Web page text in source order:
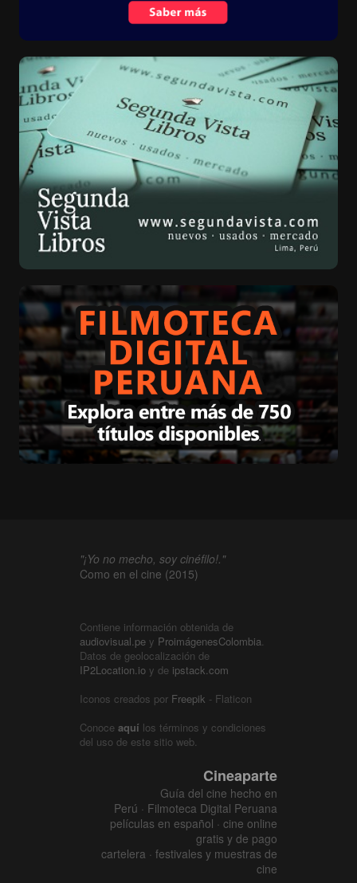
"¡Yo no mecho, soy cinéfilo!."
Como en el cine (2015)
Contiene información obtenida de
audiovisual.pe y ProimágenesColombia.
Datos de geolocalización de
IP2Location.io y de ipstack.com
Iconos creados por Freepik - Flaticon
Conoce aquí los términos y condiciones
del uso de este sitio web.
Cineaparte
Guía del cine hecho en
Perú · Filmoteca Digital Peruana
películas en español · cine online
gratis y de pago
cartelera · festivales y muestras de
cine